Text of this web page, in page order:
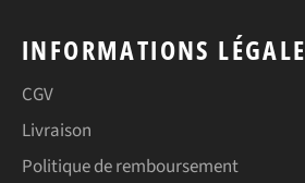
INFORMATIONS
CGV
Livraison
Politique de remboursement